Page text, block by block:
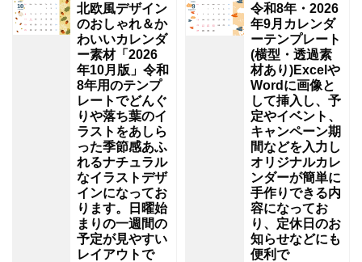
北欧風デザイン
のおしゃれ＆か
わいいカレンダ
ー素材「2026
年10月版」令和
8年用のテンプ
レートでどんぐ
りや落ち葉のイ
ラストをあしら
った季節感あふ
れるナチュラル
なイラストデザ
インになってお
ります。日曜始
まりの一週間の
予定が見やすい
レイアウトで
令和8年・2026
年9月カレンダ
ーテンプレート
(横型・透過素
材あり)Excelや
Wordに画像と
して挿入し、予
定やイベント、
キャンペーン期
間などを入力し
オリジナルカレ
ンダーが簡単に
手作りできる内
容になってお
り、定休日のお
知らせなどにも
便利で